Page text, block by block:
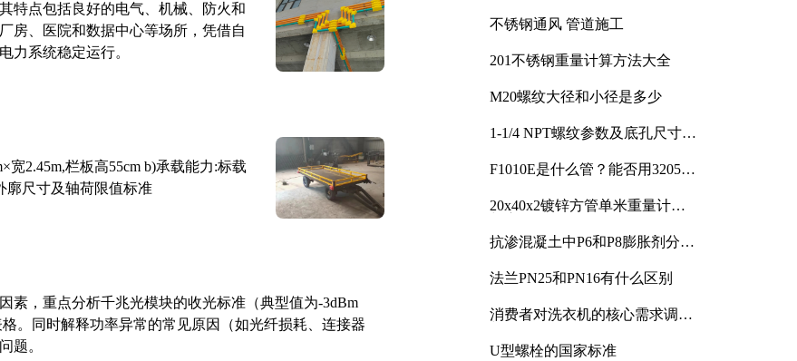
特点包括良好的电气、机械、防火和
房、医院和数据中心等场所，凭借自
力系统稳定运行。
宽2.45m,栏板高55cm b)承载能力:标载
廓尺寸及轴荷限值标准
素，重点分析千兆光模块的收光标准（典型值为-3dBm
。同时解释功率异常的常见原因（如光纤损耗、连接器
题。
不锈钢通风 管道施工
201不锈钢重量计算方法大全
M20螺纹大径和小径是多少
1-1/4 NPT螺纹参数及底孔尺寸详
F1010E是什么管？能否用3205或
20x40x2镀锌方管单米重量计算
抗渗混凝土中P6和P8膨胀剂分别
法兰PN25和PN16有什么区别
消费者对洗衣机的核心需求调研
U型螺栓的国家标准